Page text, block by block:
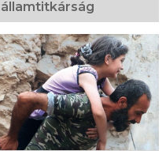
államtitkárság